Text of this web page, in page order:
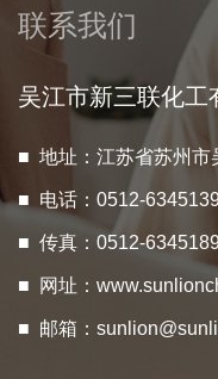
联系我们
吴江市新三联化工
■ 地址：江苏省苏州市
■ 电话：0512-
■ 传真：0512-
■ 网址：
■ 邮箱：